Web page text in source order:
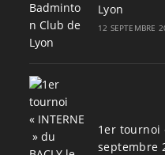
Lyon
12 SEPTEMBRE
1er tournoi
septembre